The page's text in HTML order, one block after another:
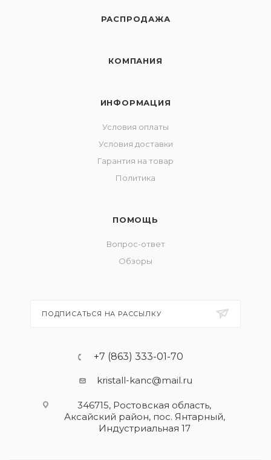
РАСПРОДАЖА
КОМПАНИЯ
ИНФОРМАЦИЯ
Условия оплаты
Условия доставки
Гарантия на товар
Политика
ПОМОЩЬ
Вопрос-ответ
Обзоры
ПОДПИСАТЬСЯ НА РАССЫЛКУ
+7 (863) 333-01-70
kristall-kanc@mail.ru
346715, Ростовская область​,
Аксайский район, пос. Янтарный,
Индустриальная 17